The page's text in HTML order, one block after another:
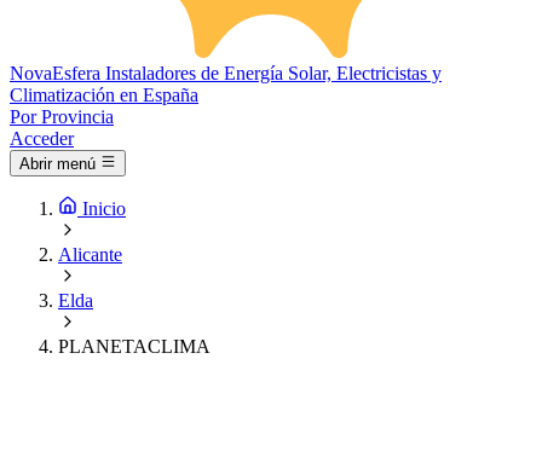
NovaEsfera Instaladores de Energía Solar, Electricistas y
Climatización en España
Por Provincia
Acceder
Abrir menú
Inicio
Alicante
Elda
PLANETACLIMA